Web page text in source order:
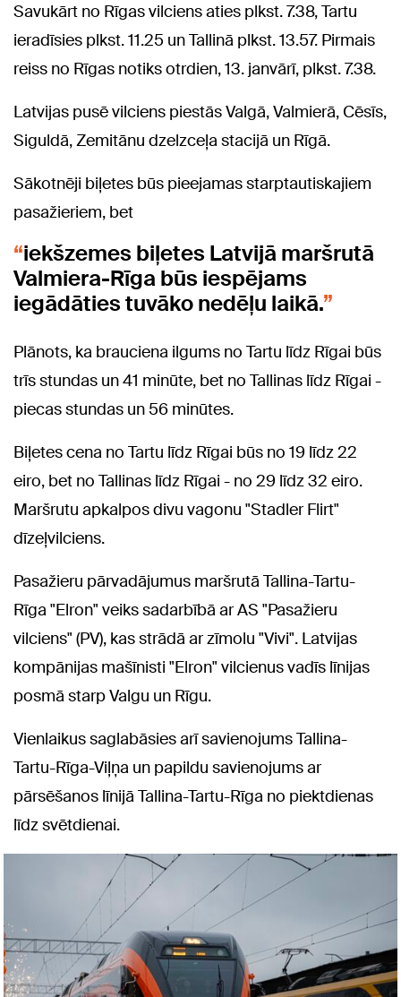
Savukārt no Rīgas vilciens aties plkst. 7.38, Tartu
ieradīsies plkst. 11.25 un Tallinā plkst. 13.57. Pirmais
reiss no Rīgas notiks otrdien, 13. janvārī, plkst. 7.38.
Latvijas pusē vilciens piestās Valgā, Valmierā, Cēsīs,
Siguldā, Zemitānu dzelzceļa stacijā un Rīgā.
Sākotnēji biļetes būs pieejamas starptautiskajiem
pasažieriem, bet
iekšzemes biļetes Latvijā maršrutā
Valmiera-Rīga būs iespējams
iegādāties tuvāko nedēļu laikā.
Plānots, ka brauciena ilgums no Tartu līdz Rīgai būs
trīs stundas un 41 minūte, bet no Tallinas līdz Rīgai -
piecas stundas un 56 minūtes.
Biļetes cena no Tartu līdz Rīgai būs no 19 līdz 22
eiro, bet no Tallinas līdz Rīgai - no 29 līdz 32 eiro.
Maršrutu apkalpos divu vagonu "Stadler Flirt"
dīzeļvilciens.
Pasažieru pārvadājumus maršrutā Tallina-Tartu-
Rīga "Elron" veiks sadarbībā ar AS "Pasažieru
vilciens" (PV), kas strādā ar zīmolu "Vivi". Latvijas
kompānijas mašīnisti "Elron" vilcienus vadīs līnijas
posmā starp Valgu un Rīgu.
Vienlaikus saglabāsies arī savienojums Tallina-
Tartu-Rīga-Viļņa un papildu savienojums ar
pārsēšanos līnijā Tallina-Tartu-Rīga no piektdienas
līdz svētdienai.